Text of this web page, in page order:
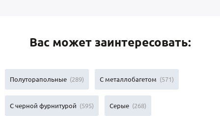
Вас может заинтересовать:
Полуторапольные (289) С металлобагетом (571)
С черной фурнитурой (595) Серые (268)